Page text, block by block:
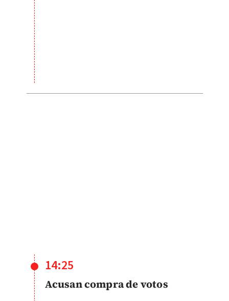
14:25
Acusan compra de votos